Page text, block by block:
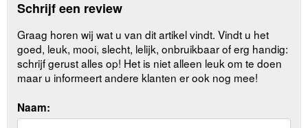
Schrijf een review
Graag horen wij wat u van dit artikel vindt. Vindt u het
goed, leuk, mooi, slecht, lelijk, onbruikbaar of erg handig:
schrijf gerust alles op! Het is niet alleen leuk om te doen
maar u informeert andere klanten er ook nog mee!
Naam: